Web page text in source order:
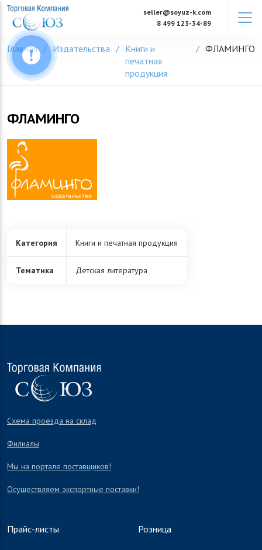
Skip
content
seller@soyuz-k.com
8 499 123-34-89
Главная Издательства
Книги и
печатная
продукция
ФЛАМИНГО
ФЛАМИНГО
Категория Книги и печатная продукция
Тематика Детская литература
Схема проезда на склад
Филиалы
Мы на портале поставщиков!
Осуществляем экспортные поставки!
Прайс-листы Розница